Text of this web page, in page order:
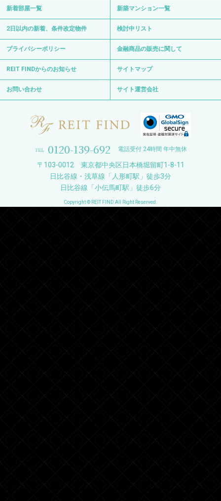
新着部屋一覧 新築マンション一覧
2日以内の新着、条件改定物件 検討中リスト
プライバシーポリシー 金融商品の販売に関して
REIT FINDからのお知らせ サイトマップ
お問い合わせ サイト運営会社
0120-139-692 電話受付 24時間 年中無休
〒103-0012 東京都中央区日本橋堀留町1-8-11
日比谷線・浅草線「人形町駅」徒歩3分
日比谷線「小伝馬町駅」徒歩6分
Copyright © REIT FIND All Right Reserved.